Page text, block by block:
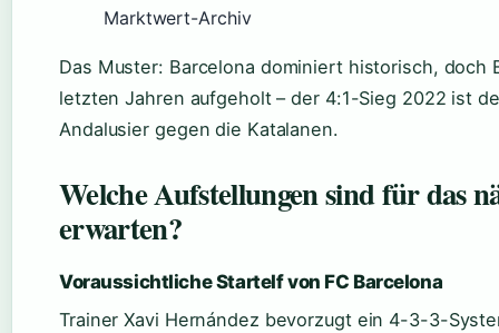
Marktwert-Archiv
Das Muster: Barcelona dominiert historisch, doch
letzten Jahren aufgeholt – der 4:1-Sieg 2022 ist
Andalusier gegen die Katalanen.
Welche Aufstellungen sind für das
erwarten?
Voraussichtliche Startelf von FC Barcelona
Trainer Xavi Hernández bevorzugt ein 4-3-3-